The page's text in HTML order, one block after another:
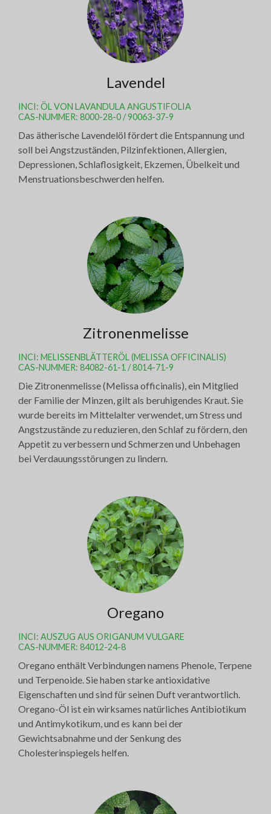
Lavendel
INCI: ÖL VON LAVANDULA ANGUSTIFOLIA
CAS-NUMMER: 8000-28-0 / 90063-37-9
Das ätherische Lavendelöl fördert die Entspannung und
soll bei Angstzuständen, Pilzinfektionen, Allergien,
Depressionen, Schlaflosigkeit, Ekzemen, Übelkeit und
Menstruationsbeschwerden helfen.
Zitronenmelisse
INCI: MELISSENBLÄTTERÖL (MELISSA OFFICINALIS)
CAS-NUMMER: 84082-61-1 / 8014-71-9
Die Zitronenmelisse (Melissa officinalis), ein Mitglied
der Familie der Minzen, gilt als beruhigendes Kraut. Sie
wurde bereits im Mittelalter verwendet, um Stress und
Angstzustände zu reduzieren, den Schlaf zu fördern, den
Appetit zu verbessern und Schmerzen und Unbehagen
bei Verdauungsstörungen zu lindern.
Oregano
INCI: AUSZUG AUS ORIGANUM VULGARE
CAS-NUMMER: 84012-24-8
Oregano enthält Verbindungen namens Phenole, Terpene
und Terpenoide. Sie haben starke antioxidative
Eigenschaften und sind für seinen Duft verantwortlich.
Oregano-Öl ist ein wirksames natürliches Antibiotikum
und Antimykotikum, und es kann bei der
Gewichtsabnahme und der Senkung des
Cholesterinspiegels helfen.